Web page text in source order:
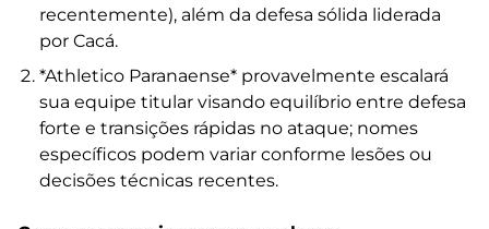
recentemente), além da defesa sólida liderada
por Cacá.
*Athletico Paranaense* provavelmente escalará
sua equipe titular visando equilíbrio entre defesa
forte e transições rápidas no ataque; nomes
específicos podem variar conforme lesões ou
decisões técnicas recentes.